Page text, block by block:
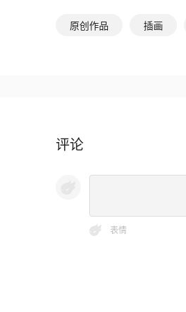
原创作品 插画
评论
表情